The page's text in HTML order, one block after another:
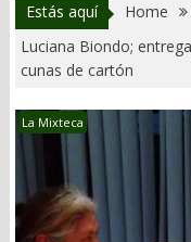
Estás aquí Home
Luciana Biondo;
cunas de cartón
La Mixteca